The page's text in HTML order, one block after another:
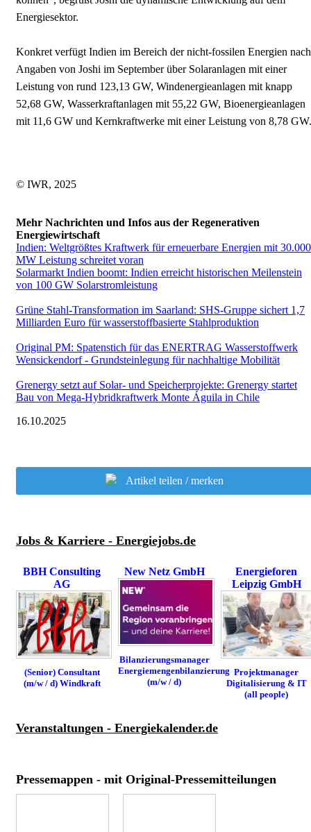
Energiesektor.
Konkret verfügt Indien im Bereich der nicht-fossilen Energien nach
Angaben von Joshi im September über Solaranlagen mit einer
Leistung von rund 123,13 GW, Windenergieanlagen mit knapp
52,68 GW, Wasserkraftanlagen mit 55,22 GW, Bioenergieanlagen
mit 11,6 GW und Kernkraftwerke mit einer Leistung von 8,78 GW.
© IWR, 2025
Mehr Nachrichten und Infos aus der Regenerativen
Energiewirtschaft
Indien: Weltgrößtes Kraftwerk für erneuerbare Energien mit 30.000
MW Leistung schreitet voran
Solarmarkt Indien boomt: Indien erreicht historischen Meilenstein
von 100 GW Solarstromleistung
Grüne Stahl-Transformation im Saarland: SHS-Gruppe sichert 1,7
Milliarden Euro für wasserstoffbasierte Stahlproduktion
Original PM: Spatenstich für das ENERTRAG Wasserstoffwerk
Wensickendorf - Grundsteinlegung für nachhaltige Mobilität
Grenergy setzt auf Solar- und Speicherprojekte: Grenergy startet
Bau von Mega-Hybridkraftwerk Monte Águila in Chile
16.10.2025
Artikel teilen / merken
Jobs & Karriere - Energiejobs.de
BBH Consulting
AG
(Senior) Consultant
(m/w / d) Windkraft
New Netz GmbH
Bilanzierungsmanager
Energiemengenbilanzierung
(m/w / d)
Energieforen
Leipzig GmbH
Projektmanager
Digitalisierung & IT
(all people)
Veranstaltungen - Energiekalender.de
Pressemappen - mit Original-Pressemitteilungen